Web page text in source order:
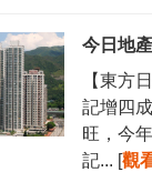
今日地
【東方
記增四
旺，今
記... [觀